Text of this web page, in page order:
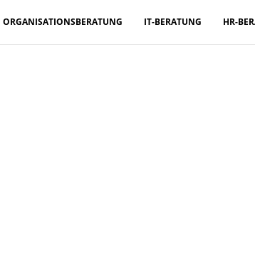
ORGANISATIONSBERATUNG IT-BERATUNG HR-